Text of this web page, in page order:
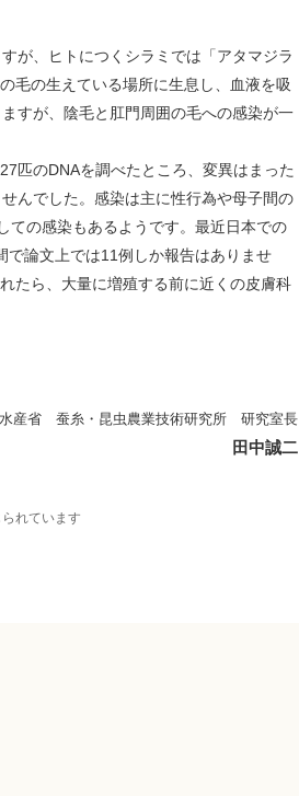
が、ヒトにつくシラミでは「アタマジラ
毛の生えている場所に生息し、血液を吸
すが、陰毛と肛門周囲の毛への感染が一
匹のDNAを調べたところ、変異はまった
んでした。感染は主に性行為や母子間の
ての感染もあるようです。最近日本での
論文上では11例しか報告はありませ
たら、大量に増殖する前に近くの皮膚科
産省 蚕糸・昆虫農業技術研究所 研究室長
田中誠二
れています